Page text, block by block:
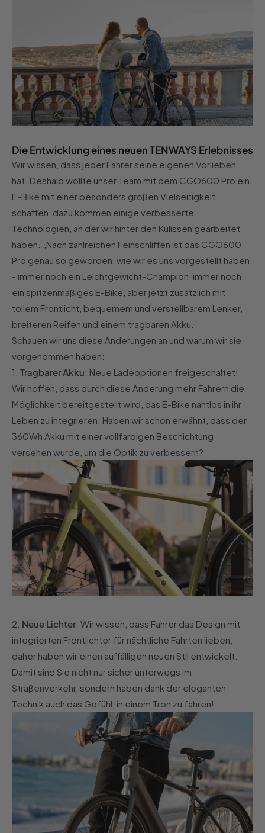
Die Entwicklung eines neuen TENWAYS Erlebnisses
Wir wissen, dass jeder Fahrer seine eigenen Vorlieben
hat. Deshalb wollte unser Team mit dem CGO600 Pro ein
E-Bike mit einer besonders großen Vielseitigkeit
schaffen, dazu kommen einige verbesserte
Technologien, an der wir hinter den Kulissen gearbeitet
haben. „Nach zahlreichen Feinschliffen ist das CGO600
Pro genau so geworden, wie wir es uns vorgestellt haben
- immer noch ein Leichtgewicht-Champion, immer noch
ein spitzenmäßiges E-Bike, aber jetzt zusätzlich mit
tollem Frontlicht, bequemem und verstellbarem Lenker,
breiteren Reifen und einem tragbaren Akku.“
Schauen wir uns diese Änderungen an und warum wir sie
vorgenommen haben:
1. Tragbarer Akku: Neue Ladeoptionen freigeschaltet!
Wir hoffen, dass durch diese Änderung mehr Fahrern die
Möglichkeit bereitgestellt wird, das E-Bike nahtlos in ihr
Leben zu integrieren. Haben wir schon erwähnt, dass der
360Wh Akku mit einer vollfarbigen Beschichtung
versehen wurde, um die Optik zu verbessern?
2. Neue Lichter: Wir wissen, dass Fahrer das Design mit
integrierten Frontlichter für nächtliche Fahrten lieben,
daher haben wir einen auffälligen neuen Stil entwickelt.
Damit sind Sie nicht nur sicher unterwegs im
Straßenverkehr, sondern haben dank der eleganten
Technik auch das Gefühl, in einem Tron zu fahren!